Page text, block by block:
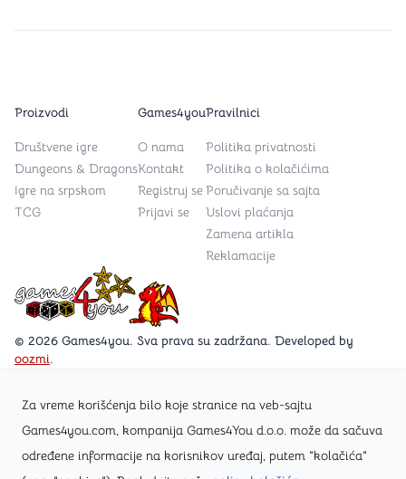
Za vreme korišćenja bilo koje stranice na veb-sajtu
Games4you.com, kompanija Games4You d.o.o. može da sačuva
određene informacije na korisnikov uređaj, putem "kolačića"
Games4you logo
© 2026 Games4you. Sva prava su zadržana. Developed by
oozmi.
Posetite Facebook stranicu /Games4you.rs
Zapratite Instagram profil @games4yours
Proizvodi
Društvene igre
Dungeons & Dragons
Igre na srpskom
TCG
Games4you
O nama
Kontakt
Registruj se
Prijavi se
Pravilnici
Politika privatnosti
Politika o kolačićima
Poručivanje sa sajta
Uslovi plaćanja
Zamena artikla
Reklamacije